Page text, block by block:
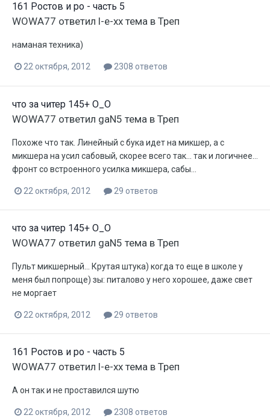
161 Ростов и ро - часть 5
WOWA77 ответил l-e-xx тема в Треп
наманая техника)
22 октября, 2012 2308 ответов
что за читер 145+ О_О
WOWA77 ответил gaN5 тема в Треп
Похоже что так. Линейный с бука идет на микшер, а с
микшера на усил сабовый, скорее всего так... так и логичнее...
фронт со встроенного усилка микшера, сабы...
22 октября, 2012 29 ответов
что за читер 145+ О_О
WOWA77 ответил gaN5 тема в Треп
Пульт микшерный... Крутая штука) когда то еще в школе у
меня был попроще) зы: питалово у него хорошее, даже свет
не моргает
22 октября, 2012 29 ответов
161 Ростов и ро - часть 5
WOWA77 ответил l-e-xx тема в Треп
А он так и не проставился шутю
22 октября, 2012 2308 ответов